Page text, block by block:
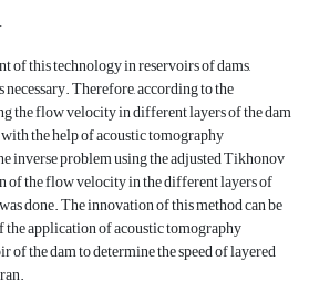
of this technology in reservoirs of dams,
Therefore, according to the
the flow velocity in different layers of the dam
the help of acoustic tomography
inverse problem using the adjusted Tikhonov
of the flow velocity in the different layers of
done. The innovation of this method can be
application of acoustic tomography
of the dam to determine the speed of layered